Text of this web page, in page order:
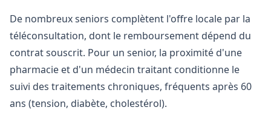
De nombreux seniors complètent l'offre locale par la
téléconsultation, dont le remboursement dépend du
contrat souscrit. Pour un senior, la proximité d'une
pharmacie et d'un médecin traitant conditionne le
suivi des traitements chroniques, fréquents après 60
ans (tension, diabète, cholestérol).